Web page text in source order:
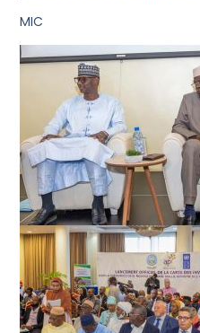
MIC